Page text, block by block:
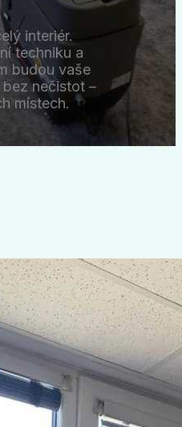
interiér.
techniku a
budou vaše
nečistot –
místech.